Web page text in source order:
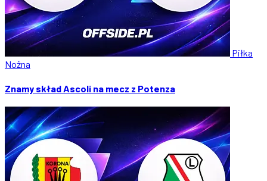
Piłka
Nożna
Znamy skład Ascoli na mecz z Potenza